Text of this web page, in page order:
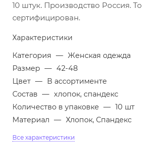
10 штук. Производство Россия.
сертифицирован.
Характеристики
Категория — Женская одежда
Размер — 42-48
Цвет — В ассортименте
Состав — хлопок, спандекс
Количество в упаковке — 10 шт
Материал — Хлопок, Спандекс
Все характеристики